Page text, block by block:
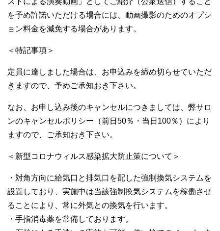
を予め許諾いただける場合には、動画撮影のためのオプシ
ョン料金を減免する場合があります。
＜特記事項＞
定員に達しました場合は、お申込みを締め切らせていただ
きますので、予めご承知おき下さい。
なお、お申し込み後のキャンセルにつきましては、弊サロ
ンのキャンセルポリシー（前日50％・当日100％）により
ますので、ご承知おき下さい。
＜新型コロナウィルス感染拡大防止策について＞
・対角方向に給気口と排気口を配した強制換気システムを
設置しており、実施中は当該強制換気システムを稼働させ
ることにより、常に外気との換気を行います。
・手指消毒薬を常備しております。